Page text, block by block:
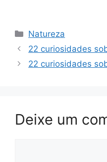
Categorias
Natureza
22 curiosidades
22 curiosidades
Deixe um